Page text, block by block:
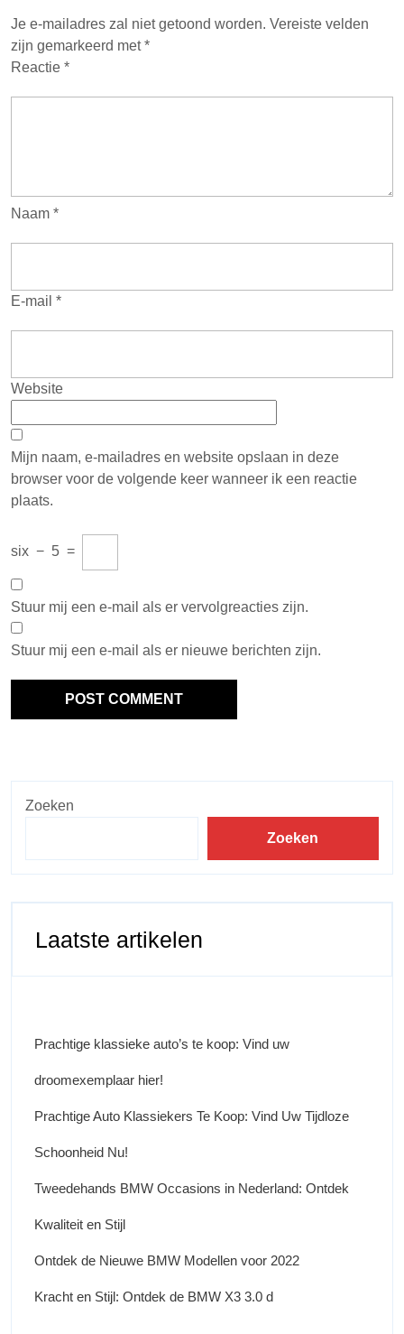
Je e-mailadres zal niet getoond worden. Vereiste velden
zijn gemarkeerd met*
Reactie *
Naam *
E-mail *
Website
Mijn naam, e-mailadres en website opslaan in deze
browser voor de volgende keer wanneer ik een reactie
plaats.
six − 5 =
Stuur mij een e-mail als er vervolgreacties zijn.
Stuur mij een e-mail als er nieuwe berichten zijn.
Zoeken
Zoeken
Laatste artikelen
Prachtige klassieke auto’s te koop: Vind uw
droomexemplaar hier!
Prachtige Auto Klassiekers Te Koop: Vind Uw Tijdloze
Schoonheid Nu!
Tweedehands BMW Occasions in Nederland: Ontdek
Kwaliteit en Stijl
Ontdek de Nieuwe BMW Modellen voor 2022
Kracht en Stijl: Ontdek de BMW X3 3.0 d